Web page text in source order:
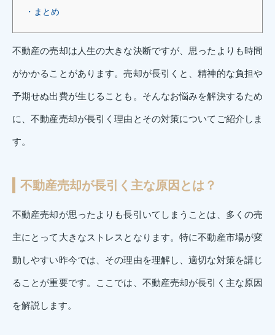
・まとめ
不動産の売却は人生の大きな決断ですが、思ったよりも時間
がかかることがあります。売却が長引くと、精神的な負担や
予期せぬ出費が生じることも。そんなお悩みを解決するため
に、不動産売却が長引く理由とその対策についてご紹介しま
す。
不動産売却が長引く主な原因とは？
不動産売却が思ったよりも長引いてしまうことは、多くの売
主にとって大きなストレスとなります。特に不動産市場が変
動しやすい昨今では、その理由を理解し、適切な対策を講じ
ることが重要です。ここでは、不動産売却が長引く主な原因
を解説します。